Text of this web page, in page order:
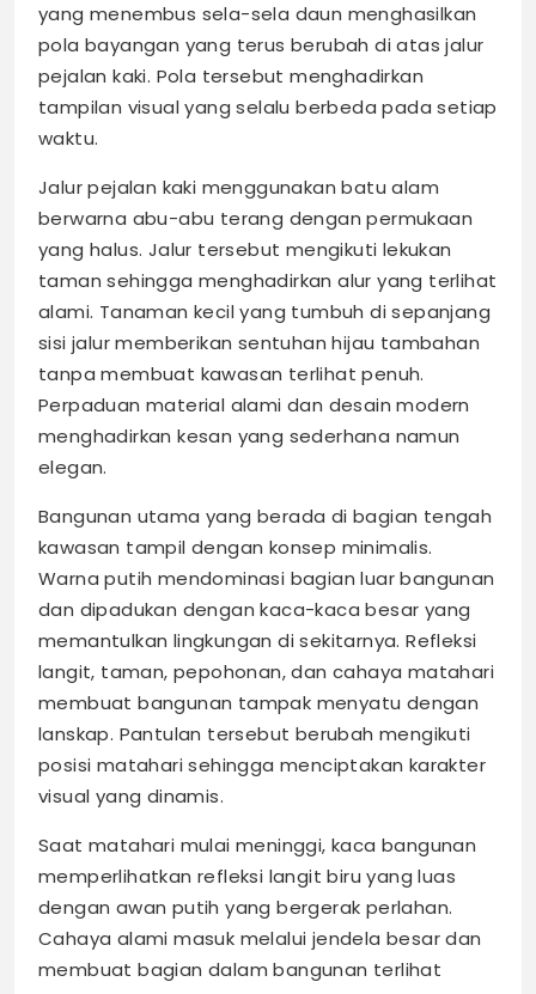
yang menembus sela-sela daun menghasilkan
pola bayangan yang terus berubah di atas jalur
pejalan kaki. Pola tersebut menghadirkan
tampilan visual yang selalu berbeda pada setiap
waktu.
Jalur pejalan kaki menggunakan batu alam
berwarna abu-abu terang dengan permukaan
yang halus. Jalur tersebut mengikuti lekukan
taman sehingga menghadirkan alur yang terlihat
alami. Tanaman kecil yang tumbuh di sepanjang
sisi jalur memberikan sentuhan hijau tambahan
tanpa membuat kawasan terlihat penuh.
Perpaduan material alami dan desain modern
menghadirkan kesan yang sederhana namun
elegan.
Bangunan utama yang berada di bagian tengah
kawasan tampil dengan konsep minimalis.
Warna putih mendominasi bagian luar bangunan
dan dipadukan dengan kaca-kaca besar yang
memantulkan lingkungan di sekitarnya. Refleksi
langit, taman, pepohonan, dan cahaya matahari
membuat bangunan tampak menyatu dengan
lanskap. Pantulan tersebut berubah mengikuti
posisi matahari sehingga menciptakan karakter
visual yang dinamis.
Saat matahari mulai meninggi, kaca bangunan
memperlihatkan refleksi langit biru yang luas
dengan awan putih yang bergerak perlahan.
Cahaya alami masuk melalui jendela besar dan
membuat bagian dalam bangunan terlihat